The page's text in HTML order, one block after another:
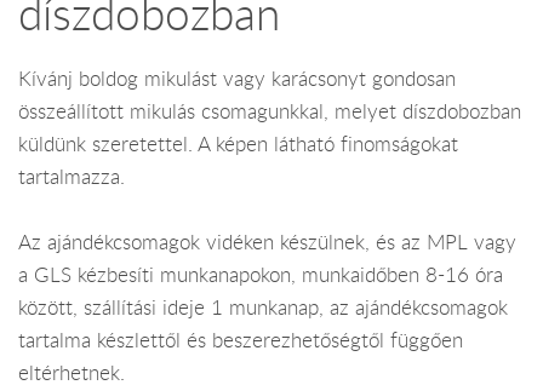
díszdobozban
Kívánj boldog mikulást vagy karácsonyt gondosan
összeállított mikulás csomagunkkal, melyet díszdobozban
küldünk szeretettel. A képen látható finomságokat
tartalmazza.
Az ajándékcsomagok vidéken készülnek, és az MPL vagy
a GLS kézbesíti munkanapokon, munkaidőben 8-16 óra
között, szállítási ideje 1 munkanap, az ajándékcsomagok
tartalma készlettől és beszerezhetőségtől függően
eltérhetnek.